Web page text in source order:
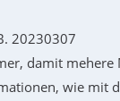
20230307
damit
wie mit